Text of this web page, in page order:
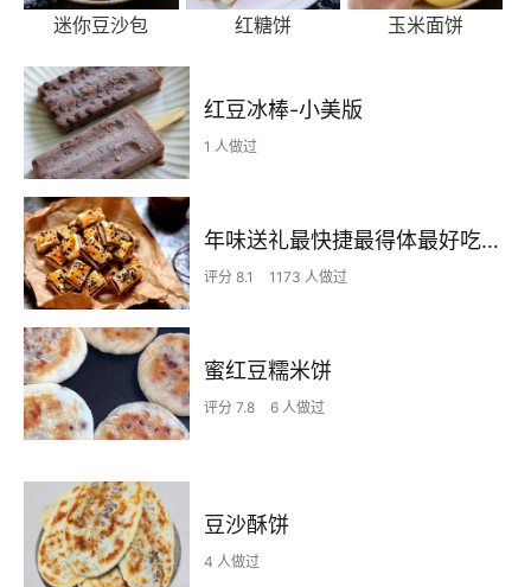
迷你豆沙包 红糖饼 玉米面饼
红豆冰棒-小美版
1 人做过
年味送礼最快捷最得体最好吃的红豆小酥～没有之一！
评分 8.1 1173 人做过
蜜红豆糯米饼
评分 7.8 6 人做过
豆沙酥饼
4 人做过